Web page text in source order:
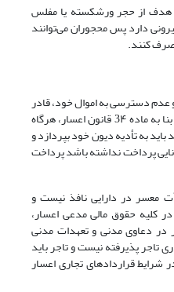
از حجر ورشکسته یا مفلس
دارد پس محجوران می‌‌توانند
کنند.
دسترسی به اموال خود، قادر
به تأدیه مخارج یا دیون خود نباشد بنا به ماده 3۴ قانون اعسار، هرگاه
به تأدیه دیون خود بپردازد و
پرداخت نداشته باشد پرداخت
تصرفاًت معسر در دارایی نافذ نیست و
کلیه حقوق مالی مدعی اعسار،
دعاوی مدنی و تعهدات مدنی
تاجر پذیرفته نیست و تاجر باید
قراردادهای تجاری اعسار